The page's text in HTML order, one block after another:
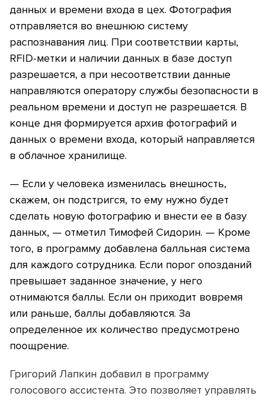
данных и времени входа в цех. Фотография
отправляется во внешнюю систему
распознавания лиц. При соответствии карты,
RFID-метки и наличии данных в базе доступ
разрешается, а при несоответствии данные
направляются оператору службы безопасности в
реальном времени и доступ не разрешается. В
конце дня формируется архив фотографий и
данных о времени входа, который направляется
в облачное хранилище.
— Если у человека изменилась внешность,
скажем, он подстригся, то ему нужно будет
сделать новую фотографию и внести ее в базу
данных, — отметил Тимофей Сидорин. — Кроме
того, в программу добавлена балльная система
для каждого сотрудника. Если порог опозданий
превышает заданное значение, у него
отнимаются баллы. Если он приходит вовремя
или раньше, баллы добавляются. За
определенное их количество предусмотрено
поощрение.
Григорий Лапкин добавил в программу
голосового ассистента. Это позволяет управлять